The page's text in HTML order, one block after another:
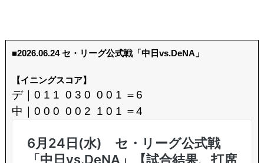
■2026.06.24 セ・リーグ公式戦「中日vs.DeNA」
【イニングスコア】
デ｜0 1 1 0 3 0 0 0 1 ＝6
中｜0 0 0 0 0 2 1 0 1 ＝4